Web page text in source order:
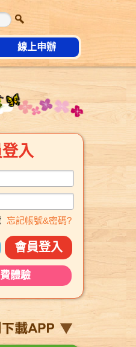
線上申辦
入
忘記帳號&密碼?
會員登入
體驗